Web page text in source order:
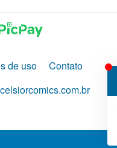
de uso
Contato